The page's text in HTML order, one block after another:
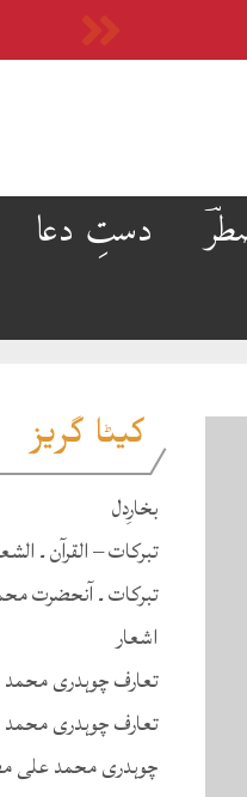
دستِ دعا
کیٹا گریز
بخارِدل
تبرکات – القرآن ۔ الشعراء
تبرکات ۔ آنحضرت
اشعار
تعارف چوہدری
تعارف چوہدری
چوہدری محمد علی